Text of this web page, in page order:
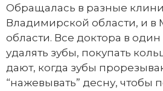
Обращалась в разные
Владимирской области, и в
области. Все доктора в один
удалять зубы, покупать
дают, когда зубы
“нажевывать” десну, чтобы